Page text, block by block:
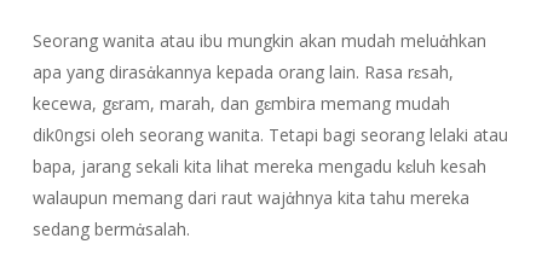
Seorang wanita atau ibu mungkin akan mudah meluἀhkan
apa yang dirasἀkannya kepada orang lain. Rasa rɛsah,
kecewa, gɛram, marah, dan gɛmbira memang mudah
dik0ngsi oleh seorang wanita. Tetapi bagi seorang lelaki atau
bapa, jarang sekali kita lihat mereka mengadu kɛluh kesah
walaupun memang dari raut wajἀhnya kita tahu mereka
sedang bermἀsalah.